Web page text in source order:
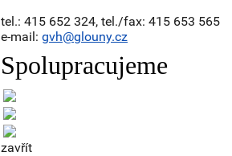
tel.: 415 652 324, tel./fax: 415 653 565
e-mail: gvh@glouny.cz
Spolupracujeme
zavřít